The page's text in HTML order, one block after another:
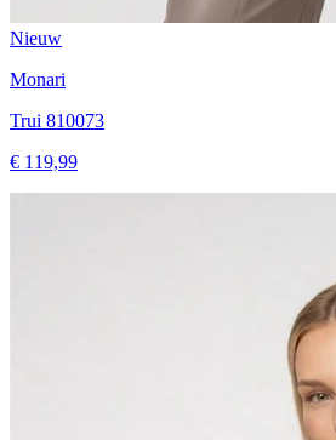
Nieuw
Monari
Trui 810073
€ 119,99